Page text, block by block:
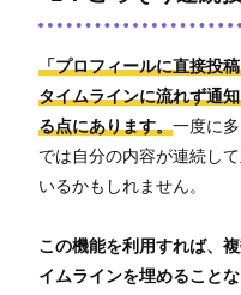
「プロフィールに直接投
タイムラインに流れず通
る点にあります。一度に
では自分の内容が連続し
いるかもしれません。
この機能を利用すれば、
イムラインを埋めること